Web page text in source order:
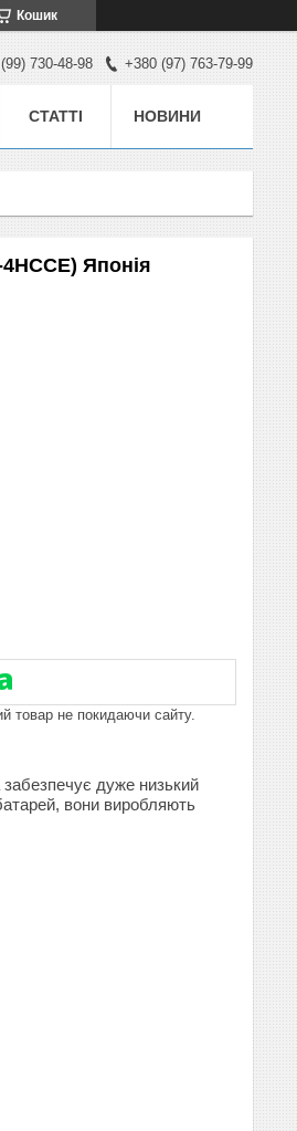
Кошик
730-48-98 +380 (97) 763-79-99
СТАТТІ НОВИНИ
Японія
товар не покидаючи сайту.
забезпечує дуже низький
вони виробляють